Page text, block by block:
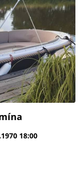
18:00